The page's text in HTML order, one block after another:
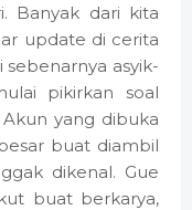
Banyak dari kita
update di cerita
sebenarnya asyik-
pikirkan soal
yang dibuka
buat diambil
dikenal. Gue
buat berkarya,